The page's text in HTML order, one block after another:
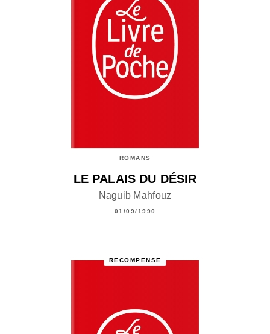
ROMANS
LE PALAIS DU DÉSIR
Naguib Mahfouz
01/09/1990
RÉCOMPENSÉ